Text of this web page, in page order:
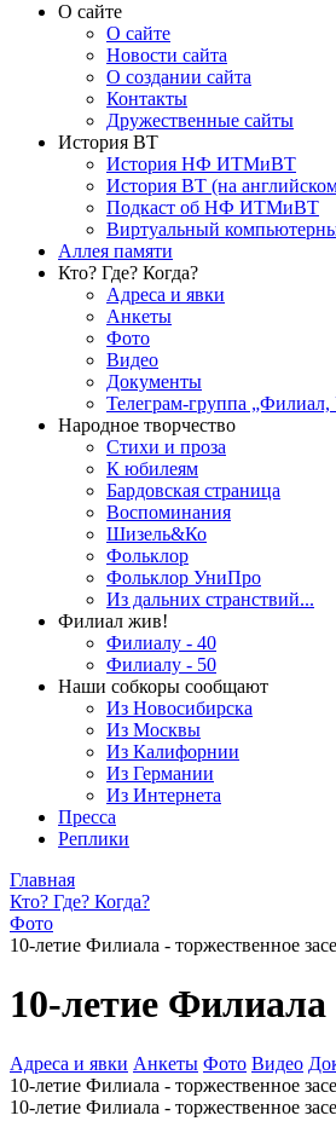
О сайте
О сайте
Новости сайта
О создании сайта
Контакты
Дружественные сайты
История ВТ
История НФ ИТМиВТ
История ВТ (на
Подкаст об НФ ИТМиВТ
Виртуальный
Аллея памяти
Кто? Где? Когда?
Адреса и явки
Анкеты
Фото
Видео
Документы
Телеграм-группа
Народное творчество
Стихи и проза
К юбилеям
Бардовская страница
Воспоминания
Шизель&Ко
Фольклор
Фольклор УниПро
Из дальних странствий...
Филиал жив!
Филиалу - 40
Филиалу - 50
Наши собкоры сообщают
Из Новосибирска
Из Москвы
Из Калифорнии
Из Германии
Из Интернета
Пресса
Реплики
Главная
Кто? Где? Когда?
Фото
10-летие Филиала - торжественное
10-летие Филиала
Адреса и явки Анкеты Фото Видео
10-летие Филиала - торжественное
10-летие Филиала - торжественное